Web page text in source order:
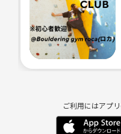
ご利用にはアプ